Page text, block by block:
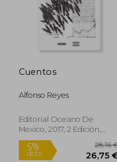
Cuentos
Alfonso Reyes
Editorial Oceano De
Mexico, 2017, 2 Edición,
Tapa Blanda, Nuevo